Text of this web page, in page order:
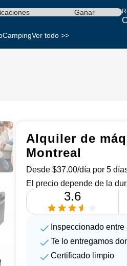
Ganar
CampingVer todo >>
Alquiler de
Montreal
Desde $37.00/día por 5
El precio depende de la
3.6
Inspeccionado
Te lo entregamos
Certificado limpio